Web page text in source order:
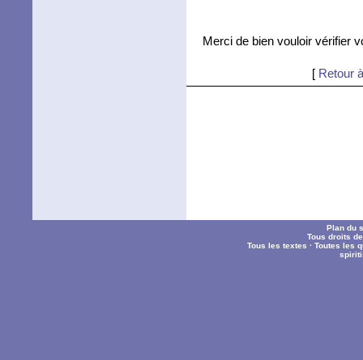
Merci de bien vouloir vérifier
[ Retour
Plan du
Tous droits
Tous les textes ·Toutes les